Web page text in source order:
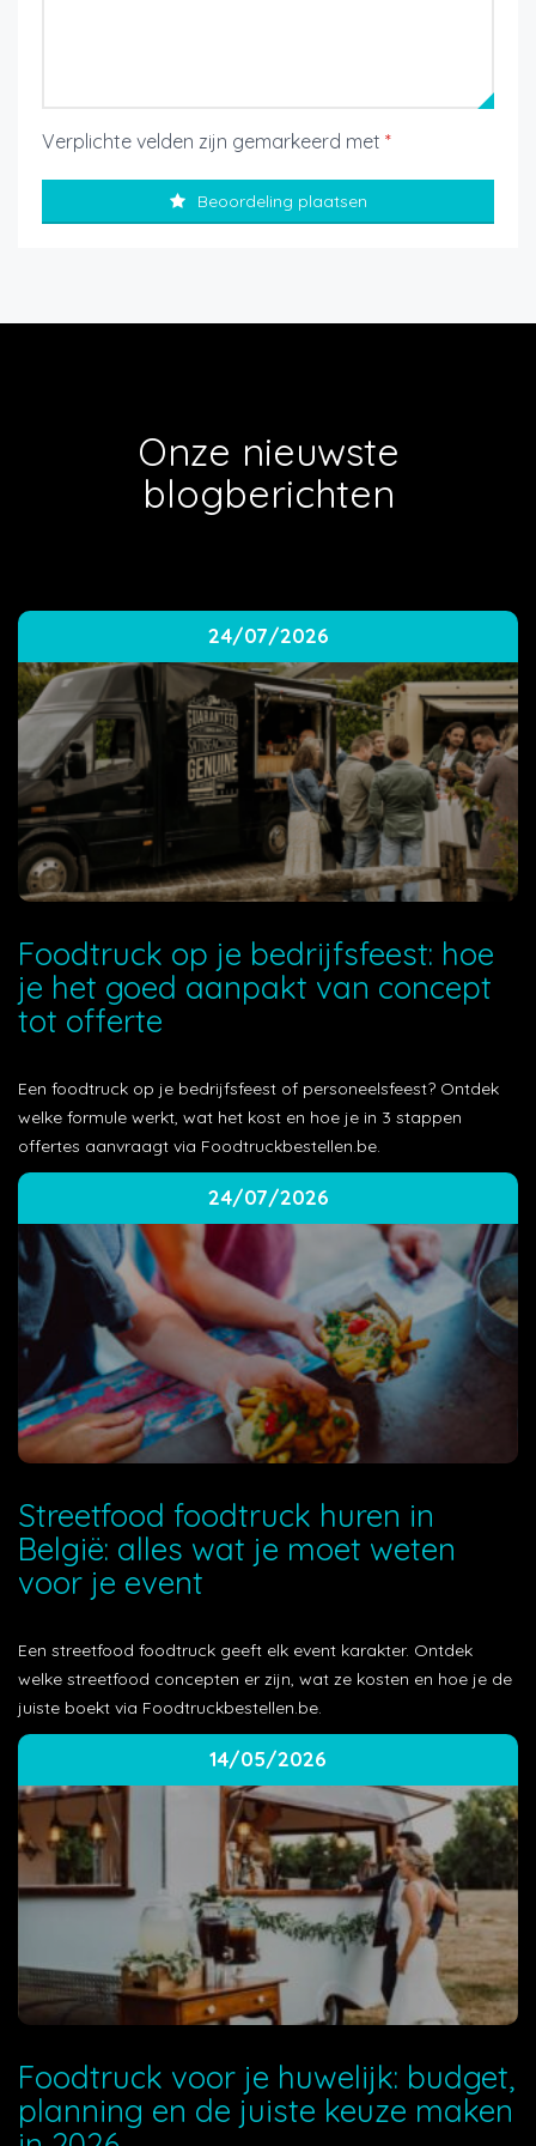
Verplichte velden zijn gemarkeerd met *
Beoordeling plaatsen
Onze nieuwste
blogberichten
24/07/2026
Foodtruck op je bedrijfsfeest: hoe
je het goed aanpakt van concept
tot offerte
Een foodtruck op je bedrijfsfeest of personeelsfeest? Ontdek
welke formule werkt, wat het kost en hoe je in 3 stappen
offertes aanvraagt via Foodtruckbestellen.be.
24/07/2026
Streetfood foodtruck huren in
België: alles wat je moet weten
voor je event
Een streetfood foodtruck geeft elk event karakter. Ontdek
welke streetfood concepten er zijn, wat ze kosten en hoe je de
juiste boekt via Foodtruckbestellen.be.
14/05/2026
Foodtruck voor je huwelijk: budget,
planning en de juiste keuze maken